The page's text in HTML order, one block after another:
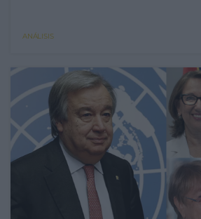
ANÁLISIS